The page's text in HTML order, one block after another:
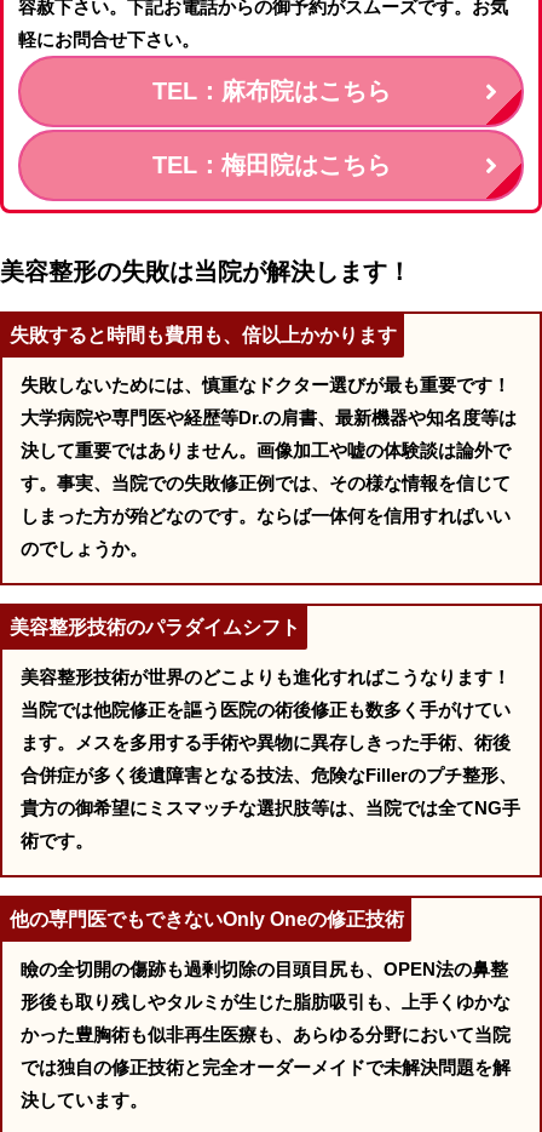
容赦下さい。下記お電話からの御予約がスムーズです。お気
軽にお問合せ下さい。
TEL：麻布院はこちら
TEL：梅田院はこちら
美容整形の失敗は当院が解決します！
失敗すると時間も費用も、倍以上かかります
失敗しないためには、慎重なドクター選びが最も重要です！
大学病院や専門医や経歴等Dr.の肩書、最新機器や知名度等は
決して重要ではありません。画像加工や嘘の体験談は論外で
す。事実、当院での失敗修正例では、その様な情報を信じて
しまった方が殆どなのです。ならば一体何を信用すればいい
のでしょうか。
美容整形技術のパラダイムシフト
美容整形技術が世界のどこよりも進化すればこうなります！
当院では他院修正を謳う医院の術後修正も数多く手がけてい
ます。メスを多用する手術や異物に異存しきった手術、術後
合併症が多く後遺障害となる技法、危険なFillerのプチ整形、
貴方の御希望にミスマッチな選択肢等は、当院では全てNG手
術です。
他の専門医でもできないOnly Oneの修正技術
瞼の全切開の傷跡も過剰切除の目頭目尻も、OPEN法の鼻整
形後も取り残しやタルミが生じた脂肪吸引も、上手くゆかな
かった豊胸術も似非再生医療も、あらゆる分野において当院
では独自の修正技術と完全オーダーメイドで未解決問題を解
決しています。